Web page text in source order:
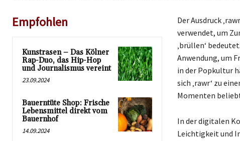
Empfohlen
Kunstrasen – Das Kölner
Rap-Duo, das Hip-Hop
und Journalismus vereint
23.09.2024
Bauerntüte Shop: Frische
Lebensmittel direkt vom
Bauernhof
14.09.2024
Der Ausdruck
verwendet, um
‚brüllen‘
Anwendung, um
in der Popkultur
sich ‚rawr‘ zu
Momenten
In der digitalen
Leichtigkeit und